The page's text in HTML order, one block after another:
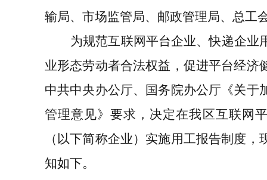
输局、市场监管局、邮政管理局、总工
为规范互联网平台企业、快递企业
业形态劳动者合法权益，促进平台经济
中共中央办公厅、国务院办公厅《关于
管理意见》要求，决定在我区互联网
（以下简称企业）实施用工报告制度，
知如下。